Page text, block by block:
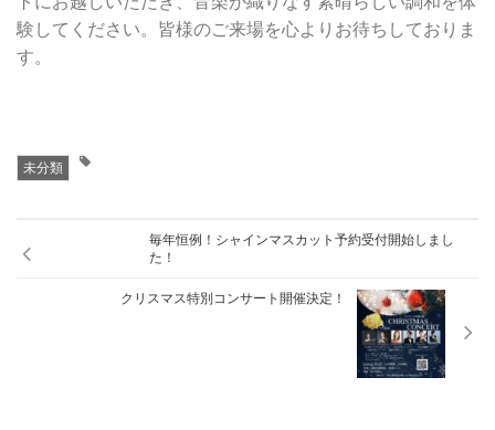
験してください。皆様のご来場を心よりお待ちしておりま
す。
未分類
毎年恒例！シャインマスカット予約受付開始しまし
た！
クリスマス特別コンサート開催決定！